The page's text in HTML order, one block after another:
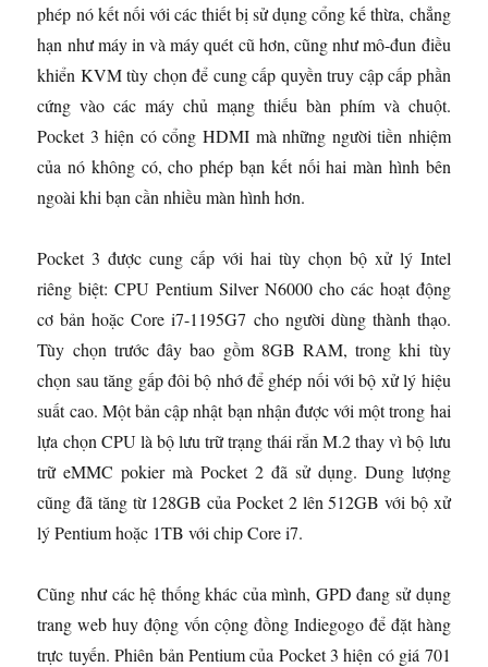
phép nó kết nối với các thiết bị sử dụng cổng kế thừa, chẳng
hạn như máy in và máy quét cũ hơn, cũng như mô-đun điều
khiển KVM tùy chọn để cung cấp quyền truy cập cấp phần
cứng vào các máy chủ mạng thiếu bàn phím và chuột.
Pocket 3 hiện có cổng HDMI mà những người tiền nhiệm
của nó không có, cho phép bạn kết nối hai màn hình bên
ngoài khi bạn cần nhiều màn hình hơn.
Pocket 3 được cung cấp với hai tùy chọn bộ xử lý Intel
riêng biệt: CPU Pentium Silver N6000 cho các hoạt động
cơ bản hoặc Core i7-1195G7 cho người dùng thành thạo.
Tùy chọn trước đây bao gồm 8GB RAM, trong khi tùy
chọn sau tăng gấp đôi bộ nhớ để ghép nối với bộ xử lý hiệu
suất cao. Một bản cập nhật bạn nhận được với một trong hai
lựa chọn CPU là bộ lưu trữ trạng thái rắn M.2 thay vì bộ lưu
trữ eMMC pokier mà Pocket 2 đã sử dụng. Dung lượng
cũng đã tăng từ 128GB của Pocket 2 lên 512GB với bộ xử
lý Pentium hoặc 1TB với chip Core i7.
Cũng như các hệ thống khác của mình, GPD đang sử dụng
trang web huy động vốn cộng đồng Indiegogo để đặt hàng
trực tuyến. Phiên bản Pentium của Pocket 3 hiện có giá 701